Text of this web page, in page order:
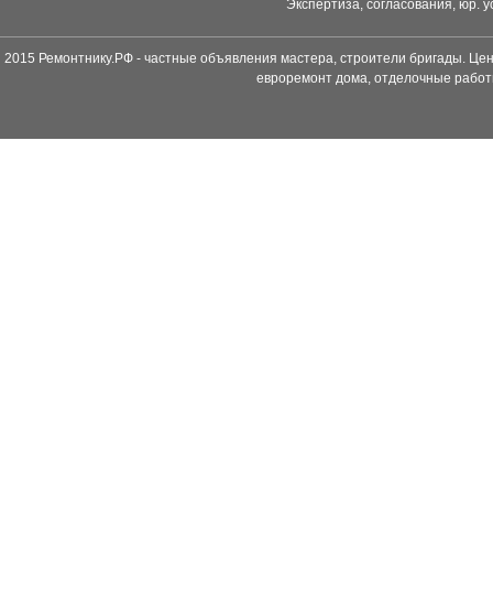
Экспертиза, согласования, юр.
2015 Ремонтнику.РФ - частные объявления мастера, строители бригады.
евроремонт дома, отделочные